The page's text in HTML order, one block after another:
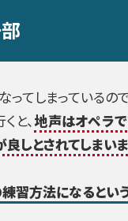
てしまっているの
と、地声はオペラで
しとされてしまいま
習方法になるとい